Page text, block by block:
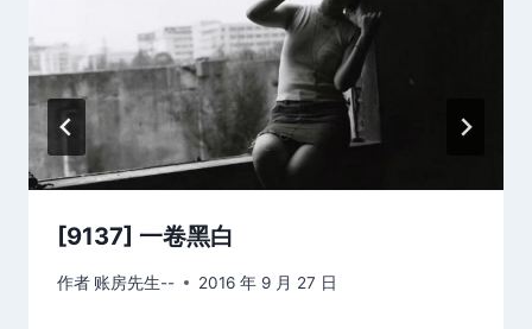
[9137] 一卷黑白
作者 账房先生-- 2016 年 9 月 27 日